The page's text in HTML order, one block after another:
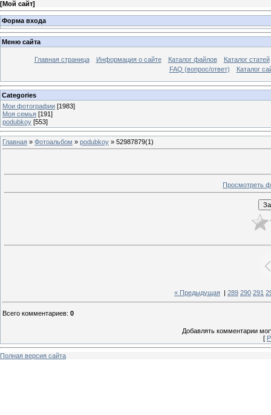
[Мой сайт]
Форма входа
Меню сайта
Главная страница Информация о сайте Каталог файлов
Каталог статей
FAQ (вопрос/ответ)
Каталог
Categories
Мои фотографии [1983]
Моя семья [191]
podubkoy [553]
Главная » Фотоальбом » podubkoy » 52987879(1)
Просмотреть
« Предыдущая 289 290 291
Всего комментариев: 0
Добавлять комментарии
[
Полная версия сайта